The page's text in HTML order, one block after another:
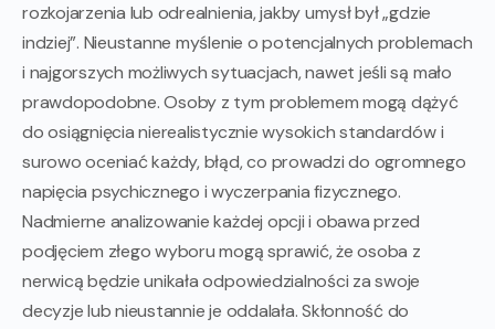
rozkojarzenia lub odrealnienia, jakby umysł był „gdzie
indziej”. Nieustanne myślenie o potencjalnych problemach
i najgorszych możliwych sytuacjach, nawet jeśli są mało
prawdopodobne. Osoby z tym problemem mogą dążyć
do osiągnięcia nierealistycznie wysokich standardów i
surowo oceniać każdy, błąd, co prowadzi do ogromnego
napięcia psychicznego i wyczerpania fizycznego.
Nadmierne analizowanie każdej opcji i obawa przed
podjęciem złego wyboru mogą sprawić, że osoba z
nerwicą będzie unikała odpowiedzialności za swoje
decyzje lub nieustannie je oddalała. Skłonność do